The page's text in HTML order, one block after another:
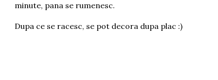
minute, pana se rumenesc.
Dupa ce se racesc, se pot decora dupa plac :)